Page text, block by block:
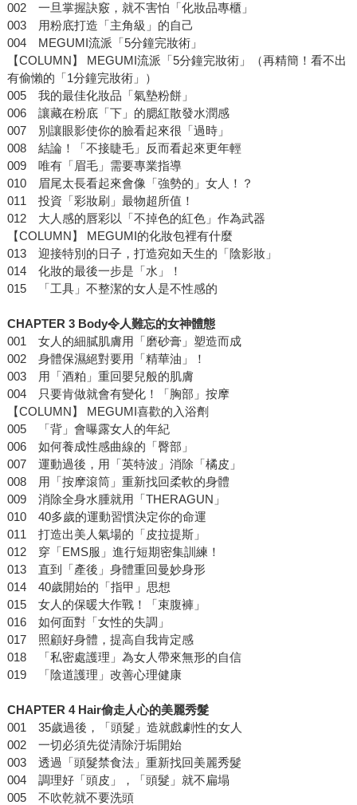
002 一旦掌握訣竅，就不害怕「化妝品專櫃」
003 用粉底打造「主角級」的自己
004 MEGUMI流派「5分鐘完妝術」
【COLUMN】 MEGUMI流派「5分鐘完妝術」（再精簡！看不出
有偷懶的「1分鐘完妝術」）
005 我的最佳化妝品「氣墊粉餅」
006 讓藏在粉底「下」的腮紅散發水潤感
007 別讓眼影使你的臉看起來很「過時」
008 結論！「不接睫毛」反而看起來更年輕
009 唯有「眉毛」需要專業指導
010 眉尾太長看起來會像「強勢的」女人！？
011 投資「彩妝刷」最物超所值！
012 大人感的唇彩以「不掉色的紅色」作為武器
【COLUMN】 MEGUMI的化妝包裡有什麼
013 迎接特別的日子，打造宛如天生的「陰影妝」
014 化妝的最後一步是「水」！
015 「工具」不整潔的女人是不性感的
CHAPTER 3 Body令人難忘的女神體態
001 女人的細膩肌膚用「磨砂膏」塑造而成
002 身體保濕絕對要用「精華油」！
003 用「酒粕」重回嬰兒般的肌膚
004 只要肯做就會有變化！「胸部」按摩
【COLUMN】 MEGUMI喜歡的入浴劑
005 「背」會曝露女人的年紀
006 如何養成性感曲線的「臀部」
007 運動過後，用「英特波」消除「橘皮」
008 用「按摩滾筒」重新找回柔軟的身體
009 消除全身水腫就用「THERAGUN」
010 40多歲的運動習慣決定你的命運
011 打造出美人氣場的「皮拉提斯」
012 穿「EMS服」進行短期密集訓練！
013 直到「產後」身體重回曼妙身形
014 40歲開始的「指甲」思想
015 女人的保暖大作戰！「束腹褲」
016 如何面對「女性的失調」
017 照顧好身體，提高自我肯定感
018 「私密處護理」為女人帶來無形的自信
019 「陰道護理」改善心理健康
CHAPTER 4 Hair偷走人心的美麗秀髮
001 35歲過後，「頭髮」造就戲劇性的女人
002 一切必須先從清除汙垢開始
003 透過「頭髮禁食法」重新找回美麗秀髮
004 調理好「頭皮」，「頭髮」就不扁塌
005 不吹乾就不要洗頭